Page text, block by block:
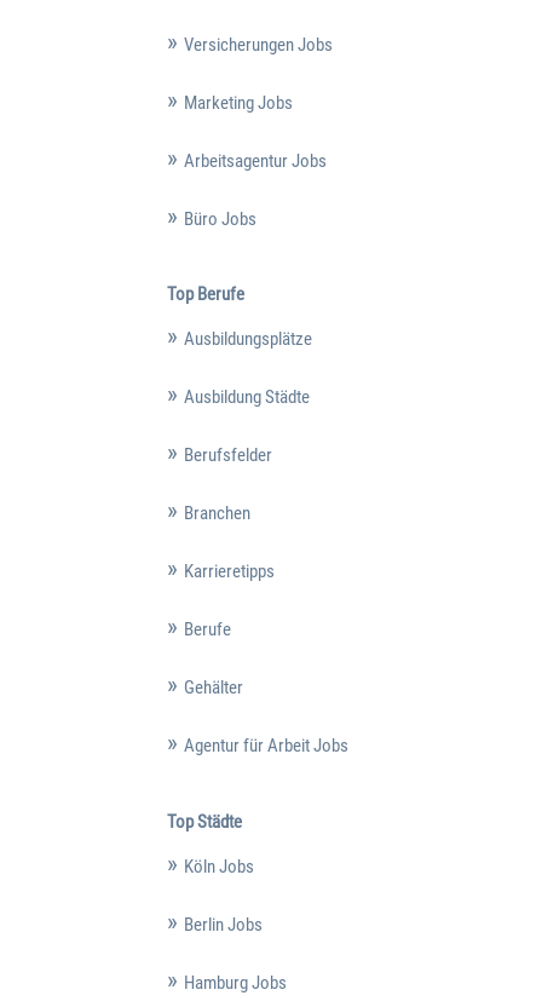
Versicherungen Jobs
Marketing Jobs
Arbeitsagentur Jobs
Büro Jobs
Top Berufe
Ausbildungsplätze
Ausbildung Städte
Berufsfelder
Branchen
Karrieretipps
Berufe
Gehälter
Agentur für Arbeit Jobs
Top Städte
Köln Jobs
Berlin Jobs
Hamburg Jobs